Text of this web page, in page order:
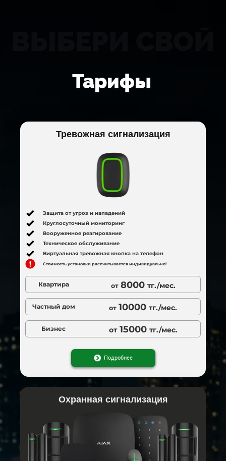
Тарифы
Тревожная сигнализация
Защита от угроз и нападений
Круглосуточный мониторинг
Вооруженное реагирование
Техническое обслуживание
Виртуальная тревожная кнопка на телефон
Стоимость установки рассчитывается индивидуально!
Квартира от 8000 тг./мес.
Частный дом от 10000 тг./мес.
Бизнес от15000 тг./мес.
Подробнее
Охранная сигнализация